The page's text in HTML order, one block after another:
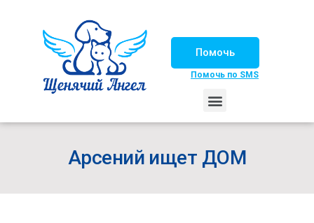
Помочь
Помочь по SMS
Арсений ищет ДОМ